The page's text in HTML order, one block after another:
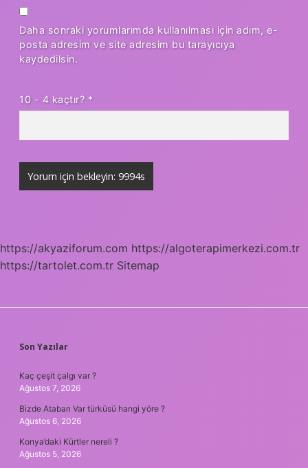
Daha sonraki yorumlarımda kullanılması için adım, e-
posta adresim ve site adresim bu tarayıcıya
kaydedilsin.
10 - 4 kaçtır? *
https://akyaziforum.com https://algoterapimerkezi.com.tr
https://tartolet.com.tr Sitemap
SIDEBAR
Son Yazılar
Kaç çeşit çalgı var ?
Ağustos 7, 2026
Bizde Atabarı Var türküsü hangi yöre ?
Ağustos 6, 2026
Konya’daki Kürtler nereli ?
Ağustos 5, 2026